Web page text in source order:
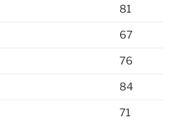
81
67
76
84
71